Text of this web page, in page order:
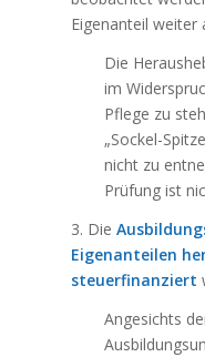
Eigenanteil weiter
Die
im
Pflege zu
„Sockel-
nicht zu
Prüfung ist
3. Die
Eigenanteilen
steuerfinanziert
Angesichts